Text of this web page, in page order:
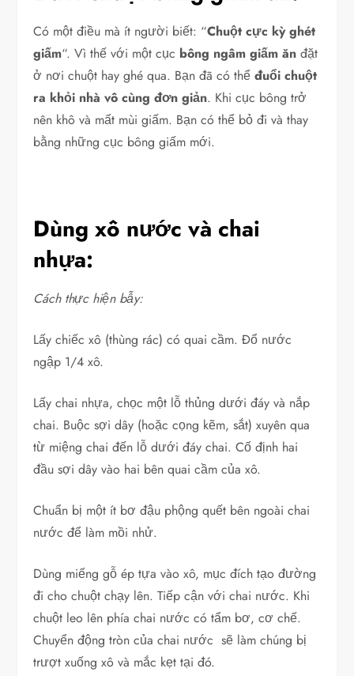
Có một điều mà ít người biết: “Chuột cực kỳ ghét
giấm“. Vì thế với một cục bông ngâm giấm ănđặt
ở nơi chuột hay ghé qua. Bạn đã có thểđuổi chuột
ra khỏi nhà vô cùng đơn giản. Khi cục bông trở
nên khô và mất mùi giấm. Bạn có thể bỏ đi và thay
bằng những cục bông giấm mới.
Dùng xô nước và chai
nhựa:
Cách thực hiện bẫy:
Lấy chiếc xô (thùng rác) có quai cầm. Đổ nước
ngập 1/4 xô.
Lấy chai nhựa, chọc một lỗ thủng dưới đáy và nắp
chai. Buộc sợi dây (hoặc cọng kẽm, sắt) xuyên qua
từ miệng chai đến lỗ dưới đáy chai. Cố định hai
đầu sợi dây vào hai bên quai cầm của xô.
Chuẩn bị một ít bơ đậu phộng quết bên ngoài chai
nước để làm mồi nhử.
Dùng miếng gỗ ép tựa vào xô, mục đích tạo đường
đi cho chuột chạy lên. Tiếp cận với chai nước. Khi
chuột leo lên phía chai nước có tẩm bơ, cơ chế.
Chuyển động tròn của chai nước sẽ làm chúng bị
trượt xuống xô và mắc kẹt tại đó.